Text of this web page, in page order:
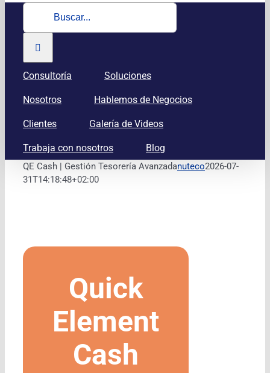
Buscar:
Consultoría Soluciones
Nosotros Hablemos de Negocios
Clientes Galería de Videos
Trabaja con nosotros Blog
QE Cash | Gestión Tesorería Avanzadanuteco2026-07-
31T14:18:48+02:00
Quick
Element
Cash